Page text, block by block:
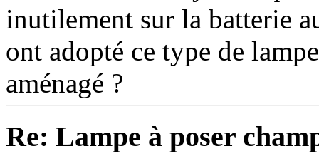
inutilement sur la batterie
ont adopté ce type de
aménagé ?
Re: Lampe à poser